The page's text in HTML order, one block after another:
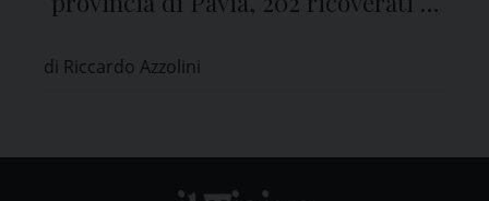
di Riccardo Azzolini